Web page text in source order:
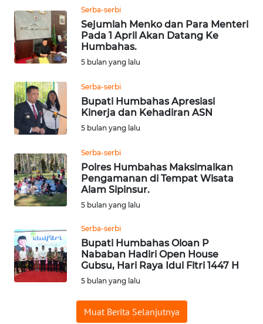
Serba-serbi
Sejumlah Menko dan Para Menteri
Pada 1 April Akan Datang Ke
Humbahas.
5 bulan yang lalu
Serba-serbi
Bupati Humbahas Apresiasi
Kinerja dan Kehadiran ASN
5 bulan yang lalu
Serba-serbi
Polres Humbahas Maksimalkan
Pengamanan di Tempat Wisata
Alam Sipinsur.
5 bulan yang lalu
Serba-serbi
Bupati Humbahas Oloan P
Nababan Hadiri Open House
Gubsu, Hari Raya Idul Fitri 1447 H
5 bulan yang lalu
Muat Berita Selanjutnya
WAHANA
LISTRIK
WAHANA
TRAVEL
WAHANA
TV
ID
WAHANANEWS
CO ID
NET
WAHANA
SPORT